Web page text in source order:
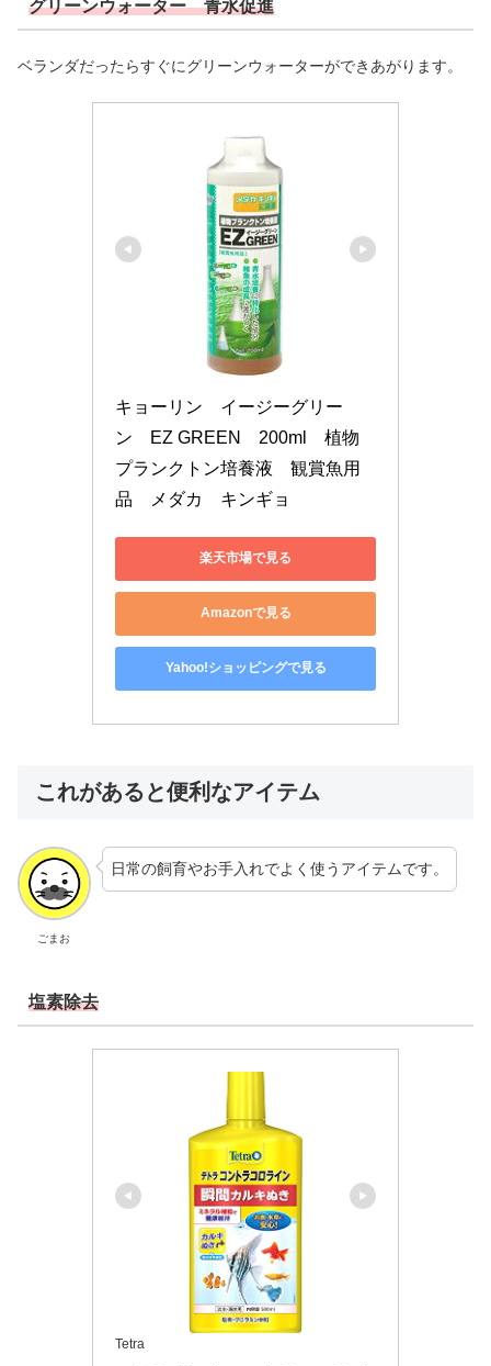
グリーンウォーター 青水促進
ベランダだったらすぐにグリーンウォーターができあがります。
キョーリン　イージーグリー
ン　EZ GREEN　200ml　植物
プランクトン培養液　観賞魚用
品　メダカ　キンギョ
楽天市場で見る
Amazonで見る
Yahoo!ショッピングで見る
これがあると便利なアイテム
ごまお
日常の飼育やお手入れでよく使うアイテムです。
塩素除去
Tetra